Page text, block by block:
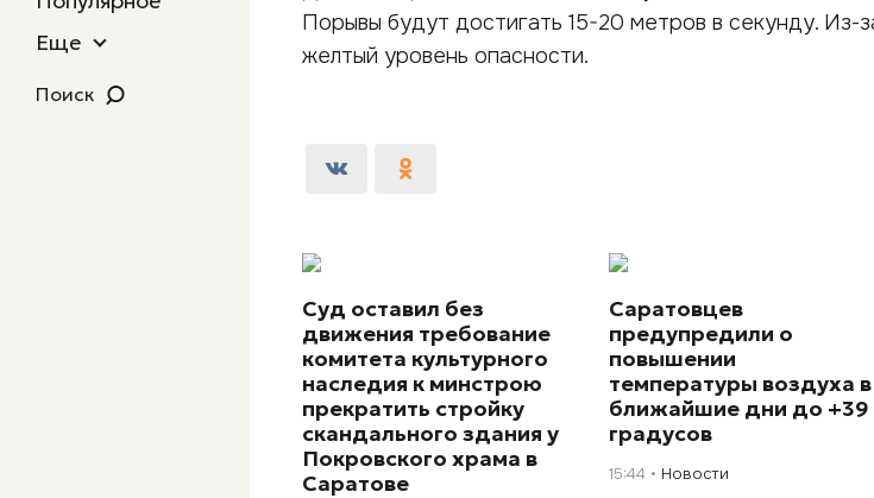
Еще
Поиск
Порывы будут достигать 15-20 метров в секунду. Из-
желтый уровень опасности.
Суд оставил без
движения требование
комитета культурного
наследия к минстрою
прекратить стройку
скандального здания у
Покровского храма в
Саратове
Саратовцев
предупредили о
повышении
температуры воздуха в
ближайшие дни до +39
градусов
15:44 Новости